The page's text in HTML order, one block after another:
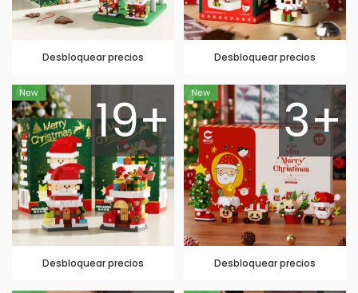
Desbloquear precios Desbloquear precios
19+
Desbloquear precios
3+
Desbloquear precios